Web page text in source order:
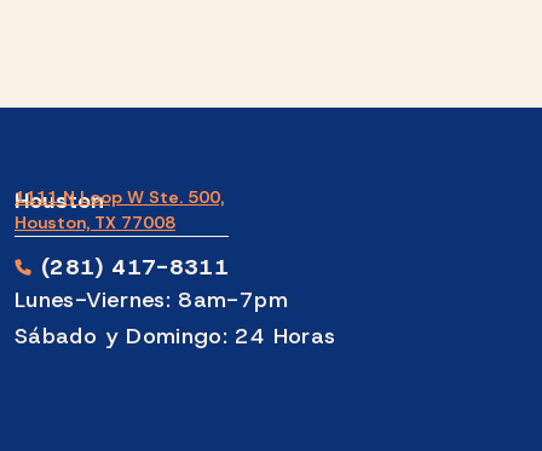
Houston
1111 N Loop W Ste. 500,
Houston, TX 77008
(281) 417-8311
Lunes-Viernes: 8am-7pm
Sábado y Domingo: 24 Horas